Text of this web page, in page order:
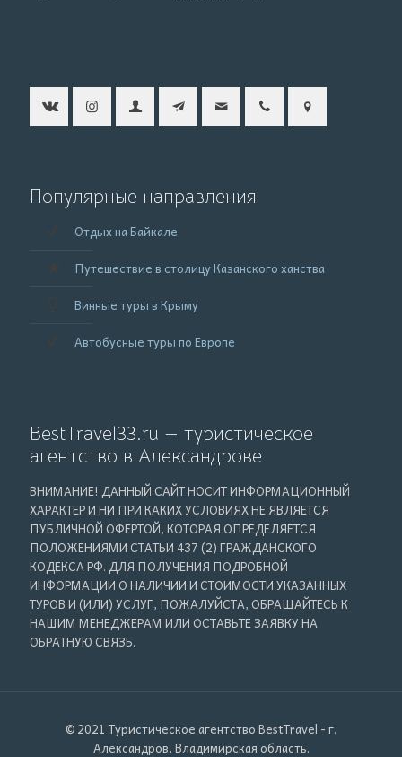
Популярные направления
Отдых на Байкале
Путешествие в столицу Казанского ханства
Винные туры в Крыму
Автобусные туры по Европе
BestTravel33.ru — туристическое
агентство в Александрове
ВНИМАНИЕ! ДАННЫЙ САЙТ НОСИТ ИНФОРМАЦИОННЫЙ
ХАРАКТЕР И НИ ПРИ КАКИХ УСЛОВИЯХ НЕ ЯВЛЯЕТСЯ
ПУБЛИЧНОЙ ОФЕРТОЙ, КОТОРАЯ ОПРЕДЕЛЯЕТСЯ
ПОЛОЖЕНИЯМИ СТАТЬИ 437 (2) ГРАЖДАНСКОГО
КОДЕКСА РФ. ДЛЯ ПОЛУЧЕНИЯ ПОДРОБНОЙ
ИНФОРМАЦИИ О НАЛИЧИИ И СТОИМОСТИ УКАЗАННЫХ
ТУРОВ И (ИЛИ) УСЛУГ, ПОЖАЛУЙСТА, ОБРАЩАЙТЕСЬ К
НАШИМ МЕНЕДЖЕРАМ ИЛИ ОСТАВЬТЕ ЗАЯВКУ НА
ОБРАТНУЮ СВЯЗЬ.
© 2021 Туристическое агентство BestTravel - г.
Александров, Владимирская область.